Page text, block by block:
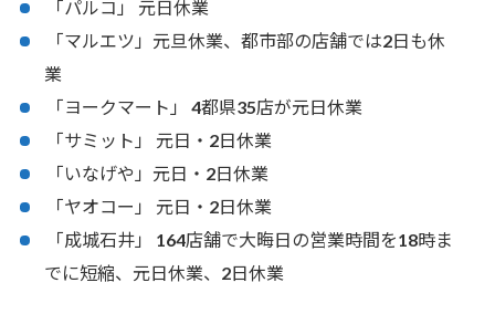
「パルコ」 元日休業
「マルエツ」元旦休業、都市部の店舗では2日も休
業
「ヨークマート」 4都県35店が元日休業
「サミット」 元日・2日休業
「いなげや」元日・2日休業
「ヤオコー」 元日・2日休業
「成城石井」 164店舗で大晦日の営業時間を18時ま
でに短縮、元日休業、2日休業